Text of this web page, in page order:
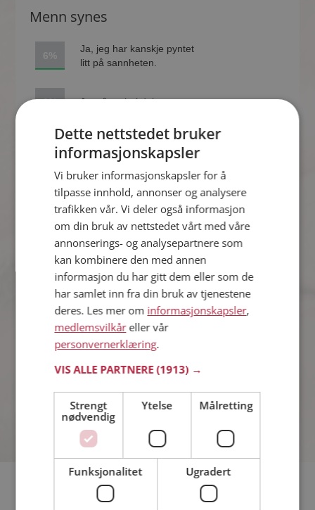
Menn synes
6%
Ja, jeg har kanskje pyntet
litt på sannheten.
2% Ja, på en hel del.
92%
Nei, alt i min profil
stemmer.
Kvinner synes
4%
Ja, jeg har kanskje pyntet
litt på sannheten.
1% Ja, på en hel del.
95%
Nei, alt i min profil
stemmer.
Kan du tenke deg å dra på ferie alene?
Hvor stor aldersforskjell synes du er ok i et forhold?
Dette nettstedet bruker
informasjonskapsler
Vi bruker informasjonskapsler for å
tilpasse innhold, annonser og analysere
trafikken vår. Vi deler også informasjon
om din bruk av nettstedet vårt med våre
annonserings- og analysepartnere som
kan kombinere den med annen
informasjon du har gitt dem eller som de
har samlet inn fra din bruk av tjenestene
deres. Les mer om informasjonskapsler,
medlemsvilkåreller vår
personvernerklæring.
VIS ALLE PARTNERE(1913) →
Strengt
nødvendig
Ytelse Målretting
Funksjonalitet Ugradert